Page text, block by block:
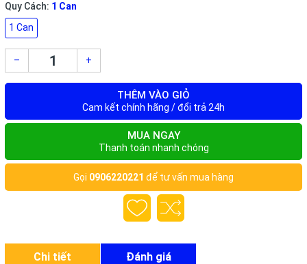
Quy Cách: 1 Can
1 Can
– +
THÊM VÀO GIỎ
Cam kết chính hãng / đổi trả 24h
MUA NGAY
Thanh toán nhanh chóng
Gọi 0906220221 để tư vấn mua hàng
Chi tiết Đánh giá